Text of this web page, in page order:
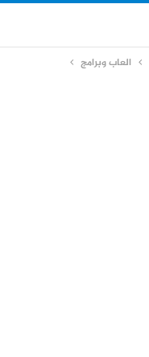
العاب وبرامج